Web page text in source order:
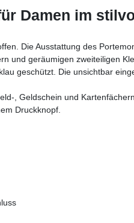
Damen im
Die Ausstattung des
und geräumigen zweiteiligen
geschützt. Die unsichtbar
, Geldschein und
Druckknopf.